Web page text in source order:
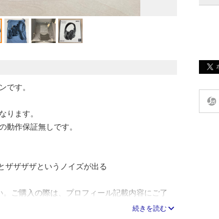
です。
ります。
動作保証無しです。
ザザザザというノイズが出る
ご購入の際は、プロフィール記載内容にご了
続きを読む